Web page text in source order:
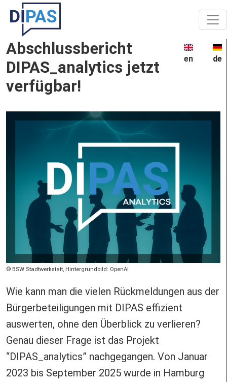
Skip to main content
en de
Abschlussbericht
DIPAS_analytics jetzt
verfügbar!
Copyright
BSW Stadtwerkstatt, Hintergrundbild: OpenAI
Wie kann man die vielen Rückmeldungen aus der
Bürgerbeteiligungen mit DIPAS effizient
auswerten, ohne den Überblick zu verlieren?
Genau dieser Frage ist das Projekt
“DIPAS_analytics” nachgegangen. Von Januar
2023 bis September 2025 wurde in Hamburg